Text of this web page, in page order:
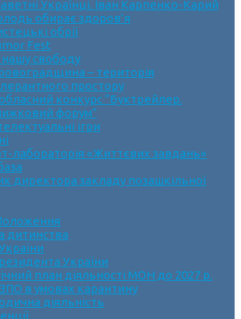
Українці. Іван Карпенко-Карий
обирає здоров’я
обрії
Fest
нашу свободу
– територія
простору
обласний конкурс “Буктрейлер.
форум”
ігри
лабораторія «Життєвих завдань»
директора закладу позашкільної
дитинства
України
план діяльності МОН до 2027 р.
в умовах карантину
діяльність